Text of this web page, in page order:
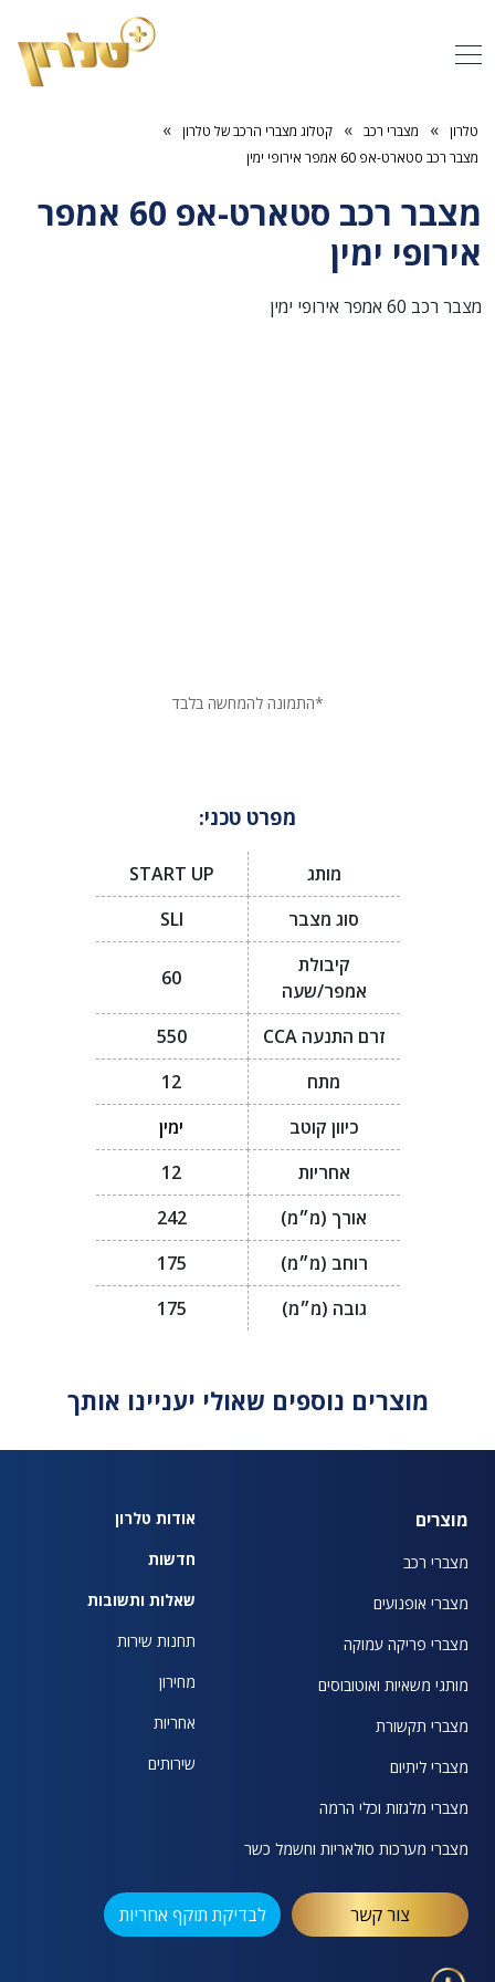
טלרון » מצברי רכב » קטלוג מצברי הרכב של טלרון »
מצבר רכב סטארט-אפ 60 אמפר אירופי ימין
מצבר רכב סטארט-אפ 60 אמפר
אירופי ימין
מצבר רכב 60 אמפר אירופי ימין
*התמונה להמחשה בלבד
מפרט טכני:
מותג
START UP
סוג מצבר
SLI
קיבולת
אמפר/שעה
60
זרם התנעה CCA
550
מתח
12
כיוון קוטב
ימין
אחריות
12
אורך (מ״מ)
242
רוחב (מ״מ)
175
גובה (מ״מ)
175
מוצרים נוספים שאולי יעניינו אותך
מוצרים
מצברי רכב
מצברי אופנועים
מצברי פריקה עמוקה
מותגי משאיות ואוטובוסים
מצברי תקשורת
מצברי ליתיום
מצברי מלגזות וכלי הרמה
מצברי מערכות סולאריות וחשמל כשר
אודות טלרון
חדשות
שאלות ותשובות
תחנות שירות
מחירון
אחריות
שירותים
צור קשר לבדיקת תוקף אחריות